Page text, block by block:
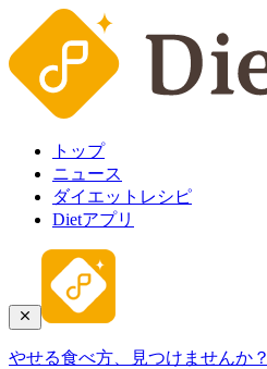
トップ
ニュース
ダイエットレシピ
Dietアプリ
やせる食べ方、見つけませんか？